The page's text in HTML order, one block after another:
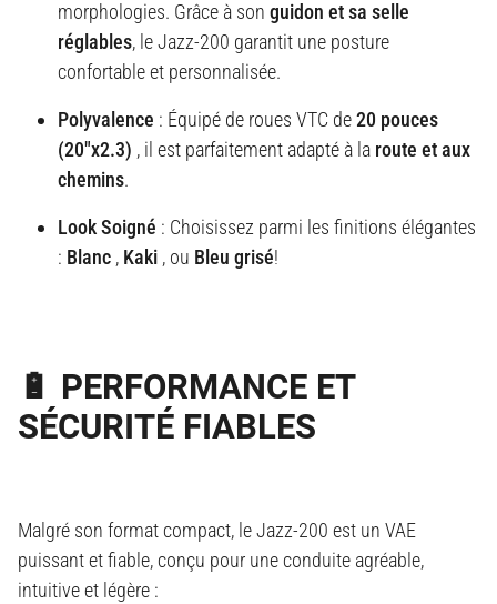
morphologies. Grâce à son guidon et sa selle
réglables, le Jazz-200 garantit une posture
confortable et personnalisée.
Polyvalence : Équipé de roues VTC de20 pouces
(20"x2.3) , il est parfaitement adapté à la route et aux
chemins.
Look Soigné : Choisissez parmi les finitions élégantes
: Blanc , Kaki , ou Bleu grisé!
🔋 PERFORMANCE ET
SÉCURITÉ FIABLES
Malgré son format compact, le Jazz-200 est un VAE
puissant et fiable, conçu pour une conduite agréable,
intuitive et légère :